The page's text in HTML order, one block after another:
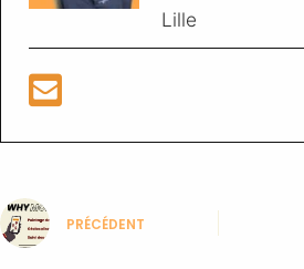
Lille
PRÉCÉDENT